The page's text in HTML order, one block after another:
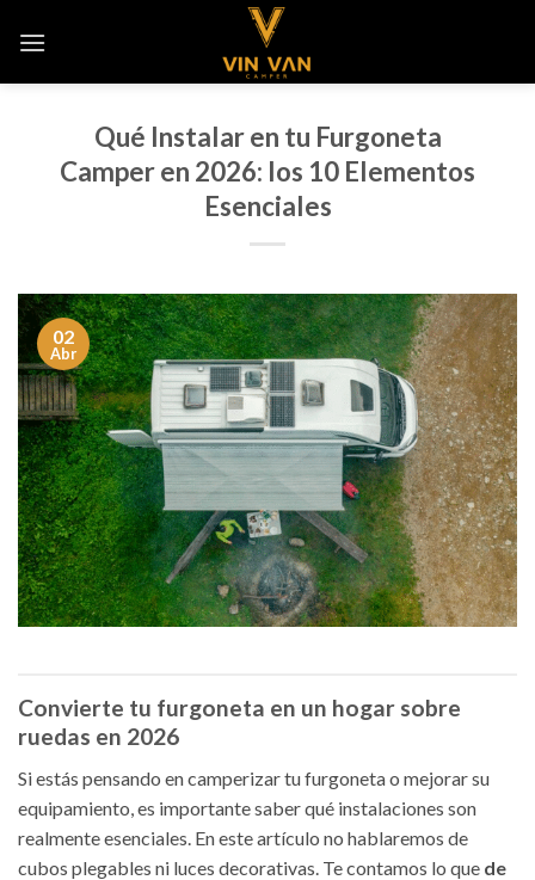
Qué Instalar en tu Furgoneta
Camper en 2026: los 10 Elementos
Esenciales
02
Abr
Convierte tu furgoneta en un hogar sobre
ruedas en 2026
Si estás pensando en camperizar tu furgoneta o mejorar su
equipamiento, es importante saber qué instalaciones son
realmente esenciales. En este artículo no hablaremos de
cubos plegables ni luces decorativas. Te contamos lo que de